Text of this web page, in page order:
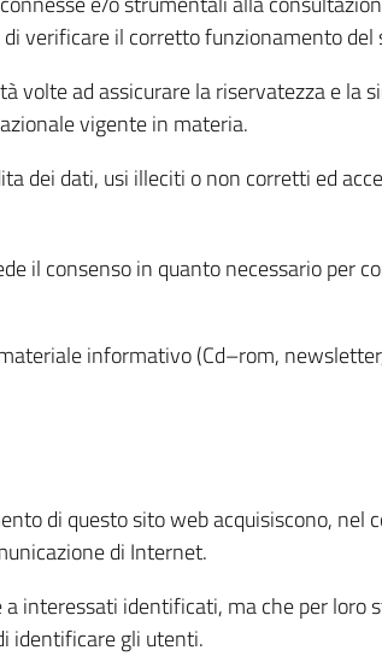
verificare il corretto funzionamento del
ad assicurare la riservatezza e la
vigente in materia.
dei dati, usi illeciti o non corretti ed
il consenso in quanto necessario per
informativo (Cd–rom,
di questo sito web acquisiscono, nel
di Internet.
interessati identificati, ma che per loro
identificare gli utenti.